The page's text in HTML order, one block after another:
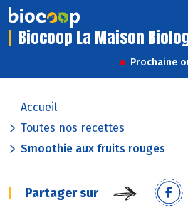
Biocoop La Maison
Prochaine
Accueil
Toutes nos recettes
Smoothie aux fruits rouges
Partager sur